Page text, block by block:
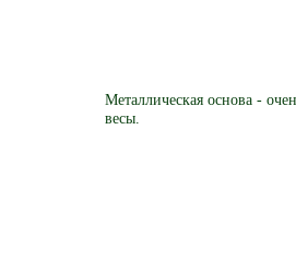
Металлическая основа -
весы.